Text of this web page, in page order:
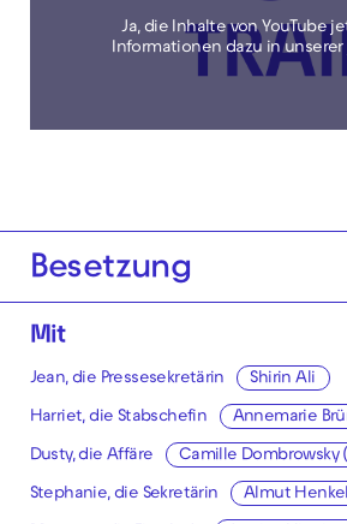
Ja, die Inhalte von YouTube
Informationen dazu in unserer
Besetzung
Mit
Jean, die Pressesekretärin Shirin Ali
Harriet, die Stabschefin Annemarie
Dusty, die Affäre Camille Dombrowsky
Stephanie, die Sekretärin Almut Henkel